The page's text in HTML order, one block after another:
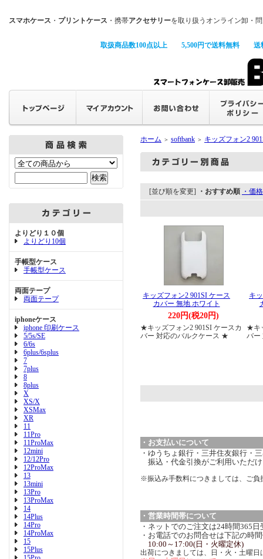
スマホケース ・ プリントケース ・携帯アクセサリーを取り扱うオンライン卸・
取扱商品数100点以上 5,500円で送料無料 送
よりどり１０個
よりどり10個
手帳型ケース
手帳型ケース
両面テープ
両面テープ
iphoneケース
iphone 印刷ケース
5/5s/SE
6/6s
6plus/6splus
7
7plus
8
8plus
X
XS/X
XSMax
XR
11
11Pro
11ProMax
12mini
12/12Pro
12ProMax
13
13mini
13Pro
13ProMax
14
14Plus
14Pro
14ProMax
15
15Plus
ホーム ＞ softbank ＞ キッズフォン2
[並び順を変更] ・おすすめ順 ・価
キッズフォン2 901SI ケース
カバー 無地 ホワイト
220円(税20円)
★キッズフォン2 901SI ケースカ
バー 対応のバルクケース ★
キ
★キ
バー
・お支払いについて
・ゆうちょ銀行・三井住友銀行・
振込・代金引換がご利用いただ
※振込み手数料につきましては、ご負
・営業時間帯について
・ネットでのご注文は24時間365
・お電話でのお問合せは下記の時
10:00～17:00(日・火曜定休)
出荷につきましては、日・火・土曜日